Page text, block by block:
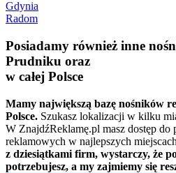
Gdynia
Radom
Posiadamy również inne
Prudniku oraz
w całej Polsce
Mamy największą bazę nośników
Polsce. Szukasz lokalizacji w kilku
W ZnajdźReklamę.pl masz dostęp do
reklamowych w najlepszych
z dziesiątkami firm, wystarczy, że
potrzebujesz, a my zajmiemy się